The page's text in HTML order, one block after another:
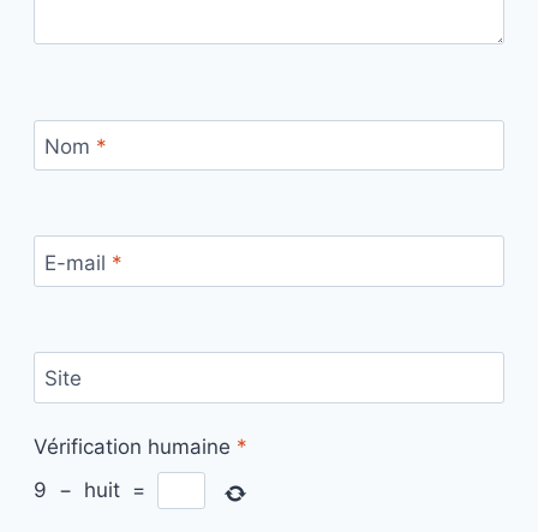
Nom *
E-mail *
Site
Vérification humaine *
9 − huit =